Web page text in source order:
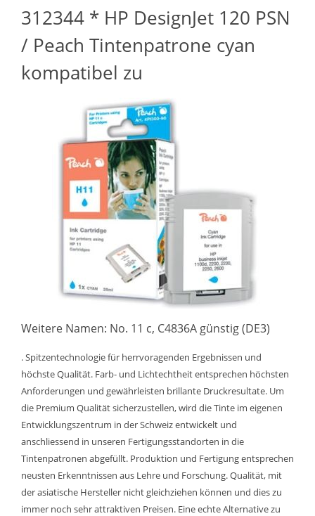
312344 * HP DesignJet 120 PSN
/ Peach Tintenpatrone cyan
kompatibel zu
Weitere Namen: No. 11 c, C4836A günstig (DE3)
. Spitzentechnologie für herrvoragenden Ergebnissen und
höchste Qualität. Farb- und Lichtechtheit entsprechen höchsten
Anforderungen und gewährleisten brillante Druckresultate. Um
die Premium Qualität sicherzustellen, wird die Tinte im eigenen
Entwicklungszentrum in der Schweiz entwickelt und
anschliessend in unseren Fertigungsstandorten in die
Tintenpatronen abgefüllt. Produktion und Fertigung entsprechen
neusten Erkenntnissen aus Lehre und Forschung. Qualität, mit
der asiatische Hersteller nicht gleichziehen können und dies zu
immer noch sehr attraktiven Preisen. Eine echte Alternative zu